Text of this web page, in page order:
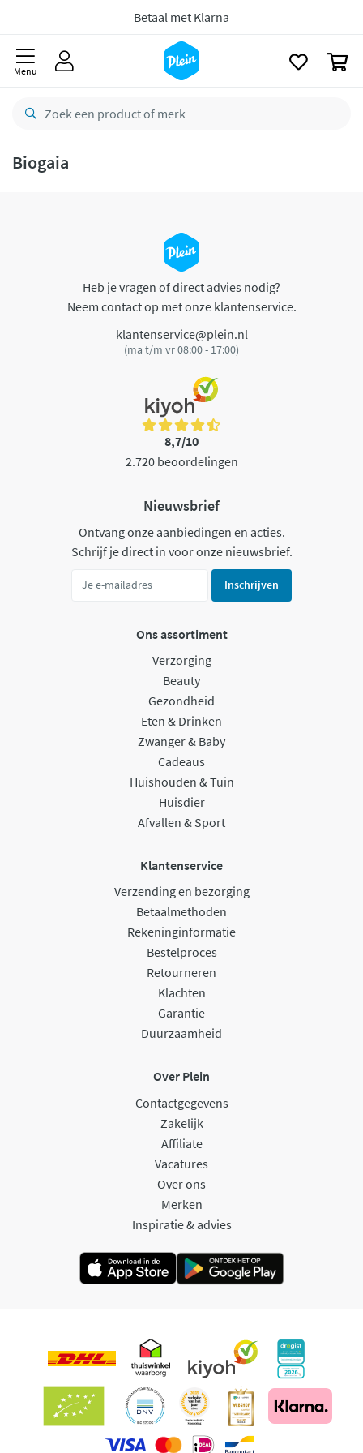
Betaal met Klarna
Menu
Biogaia
Heb je vragen of direct advies nodig?
Neem contact op met onze klantenservice.
klantenservice@plein.nl
(ma t/m vr 08:00 - 17:00)
8,7/10
2.720 beoordelingen
Nieuwsbrief
Ontvang onze aanbiedingen en acties.
Schrijf je direct in voor onze nieuwsbrief.
Inschrijven
Ons assortiment
Verzorging
Beauty
Gezondheid
Eten & Drinken
Zwanger & Baby
Cadeaus
Huishouden & Tuin
Huisdier
Afvallen & Sport
Klantenservice
Verzending en bezorging
Betaalmethoden
Rekeninginformatie
Bestelproces
Retourneren
Klachten
Garantie
Duurzaamheid
Over Plein
Contactgegevens
Zakelijk
Affiliate
Vacatures
Over ons
Merken
Inspiratie & advies